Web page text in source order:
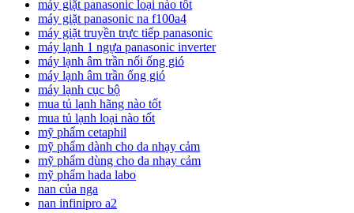
máy giặt panasonic loại nào tốt
máy giặt panasonic na f100a4
máy giặt truyền trực tiếp panasonic
máy lạnh 1 ngựa panasonic inverter
máy lạnh âm trần nối ống gió
máy lạnh âm trần ống gió
máy lạnh cục bộ
mua tủ lạnh hãng nào tốt
mua tủ lạnh loại nào tốt
mỹ phẩm cetaphil
mỹ phẩm dành cho da nhạy cảm
mỹ phẩm dùng cho da nhạy cảm
mỹ phẩm hada labo
nan của nga
nan infinipro a2